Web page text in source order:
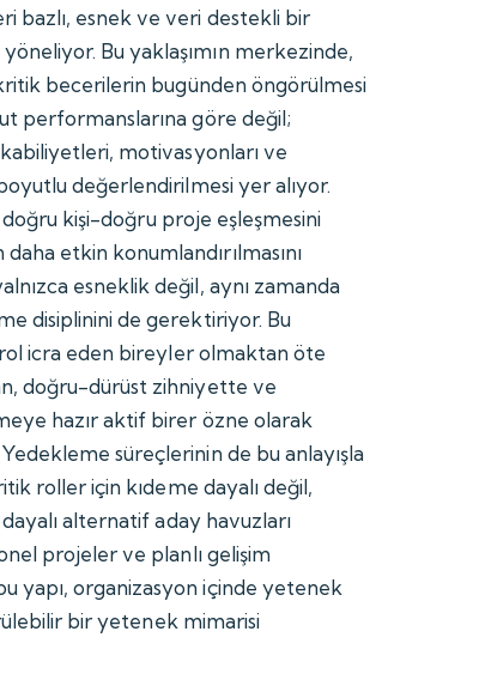
bazlı, esnek ve veri destekli bir
Bu yaklaşımın merkezinde,
becerilerin bugünden öngörülmesi
performanslarına göre değil;
motivasyonları ve
değerlendirilmesi yer alıyor.
kişi-doğru proje eşleşmesini
etkin konumlandırılmasını
esneklik değil, aynı zamanda
disiplinini de gerektiriyor. Bu
rol icra eden bireyler olmaktan öte
doğru-dürüst zihniyette ve
hazır aktif birer özne olarak
süreçlerinin de bu anlayışla
roller için kıdeme dayalı değil,
alternatif aday havuzları
projeler ve planlı gelişim
yapı, organizasyon içinde yetenek
bir yetenek mimarisi